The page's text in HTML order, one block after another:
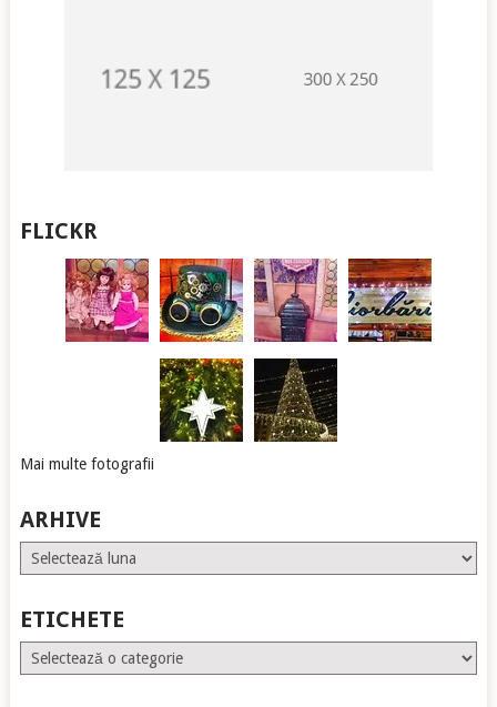
FLICKR
Mai multe fotografii
ARHIVE
Arhive
ETICHETE
Etichete